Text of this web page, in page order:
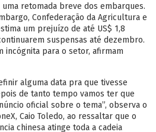
retomada breve dos embarques.
Confederação da Agricultura e
um prejuízo de até US$ 1,8
suspensas até dezembro.
incógnita para o setor, afirmam
alguma data pra que tivesse
de tanto tempo vamos ter que
oficial sobre o tema”, observa o
Caio Toledo, ao ressaltar que o
chinesa atinge toda a cadeia